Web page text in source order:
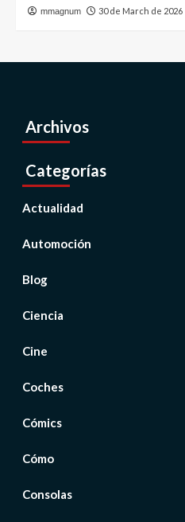
mmagnum 30 de March de 2026
Archivos
Categorías
Actualidad
Automoción
Blog
Ciencia
Cine
Coches
Cómics
Cómo
Consolas